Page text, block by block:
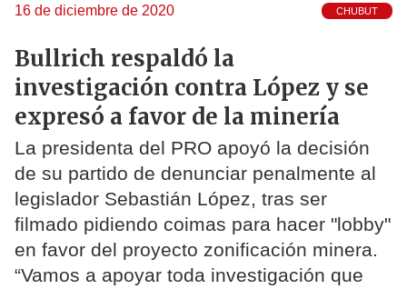
16 de diciembre de 2020 CHUBUT
Bullrich respaldó la
investigación contra López y se
expresó a favor de la minería
La presidenta del PRO apoyó la decisión
de su partido de denunciar penalmente al
legislador Sebastián López, tras ser
filmado pidiendo coimas para hacer "lobby"
en favor del proyecto zonificación minera.
“Vamos a apoyar toda investigación que